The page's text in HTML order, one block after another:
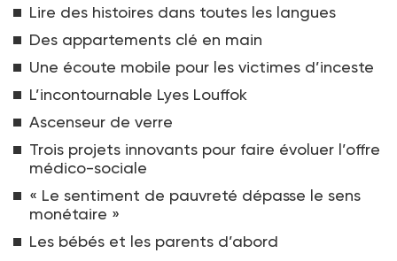
Lire des histoires dans toutes les langues
Des appartements clé en main
Une écoute mobile pour les victimes d’inceste
L’incontournable Lyes Louffok
Ascenseur de verre
Trois projets innovants pour faire évoluer l’offre
médico-sociale
« Le sentiment de pauvreté dépasse le sens
monétaire »
Les bébés et les parents d’abord